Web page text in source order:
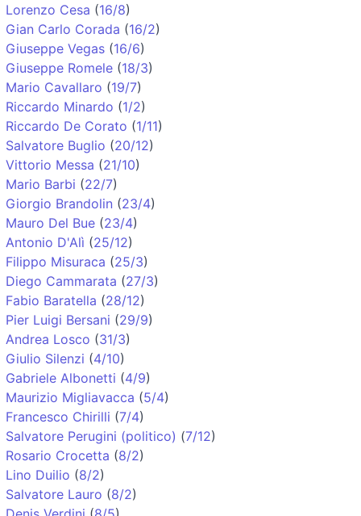
Lorenzo Cesa (16/8)
Gian Carlo Corada (16/2)
Giuseppe Vegas (16/6)
Giuseppe Romele (18/3)
Mario Cavallaro (19/7)
Riccardo Minardo (1/2)
Riccardo De Corato (1/11)
Salvatore Buglio (20/12)
Vittorio Messa (21/10)
Mario Barbi (22/7)
Giorgio Brandolin (23/4)
Mauro Del Bue (23/4)
Antonio D'Alì (25/12)
Filippo Misuraca (25/3)
Diego Cammarata (27/3)
Fabio Baratella (28/12)
Pier Luigi Bersani (29/9)
Andrea Losco (31/3)
Giulio Silenzi (4/10)
Gabriele Albonetti (4/9)
Maurizio Migliavacca (5/4)
Francesco Chirilli (7/4)
Salvatore Perugini (politico) (7/12)
Rosario Crocetta (8/2)
Lino Duilio (8/2)
Salvatore Lauro (8/2)